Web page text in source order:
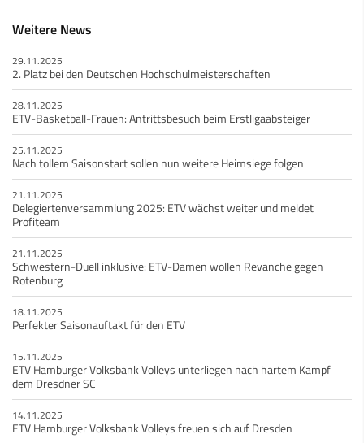
Weitere News
29.11.2025
2. Platz bei den Deutschen Hochschulmeisterschaften
28.11.2025
ETV-Basketball-Frauen: Antrittsbesuch beim Erstligaabsteiger
25.11.2025
Nach tollem Saisonstart sollen nun weitere Heimsiege folgen
21.11.2025
Delegiertenversammlung 2025: ETV wächst weiter und meldet
Profiteam
21.11.2025
Schwestern-Duell inklusive: ETV-Damen wollen Revanche gegen
Rotenburg
18.11.2025
Perfekter Saisonauftakt für den ETV
15.11.2025
ETV Hamburger Volksbank Volleys unterliegen nach hartem Kampf
dem Dresdner SC
14.11.2025
ETV Hamburger Volksbank Volleys freuen sich auf Dresden